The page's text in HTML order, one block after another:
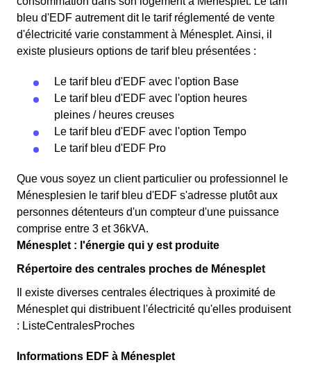
bleu d'EDF autrement dit le tarif réglementé de vente
d'électricité varie constamment à Ménesplet. Ainsi, il
existe plusieurs options de tarif bleu présentées :
Le tarif bleu d'EDF avec l'option Base
Le tarif bleu d'EDF avec l'option heures
pleines / heures creuses
Le tarif bleu d'EDF avec l'option Tempo
Le tarif bleu d'EDF Pro
Que vous soyez un client particulier ou professionnel le
Ménesplesien le tarif bleu d'EDF s'adresse plutôt aux
personnes détenteurs d'un compteur d'une puissance
comprise entre 3 et 36kVA.
Ménesplet : l'énergie qui y est produite
Répertoire des centrales proches de Ménesplet
Il existe diverses centrales électriques à proximité de
Ménesplet qui distribuent l'électricité qu'elles produisent
: ListeCentralesProches
Informations EDF à Ménesplet